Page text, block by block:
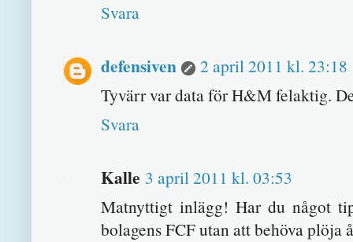
Svara
defensiven
2 april 2011 kl. 23:18
Tyvärr var data för H&M felaktig.
Svara
Kalle 3 april 2011 kl. 03:53
Matnyttigt inlägg! Har du något
bolagens FCF utan att behöva